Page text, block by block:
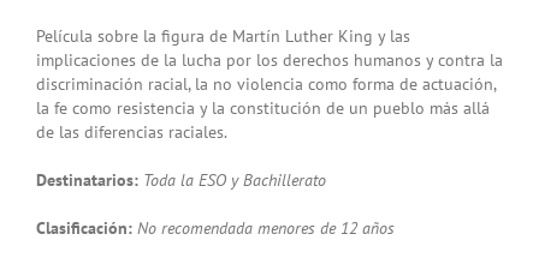
Película sobre la figura de Martín Luther King y las
implicaciones de la lucha por los derechos humanos y contra la
discriminación racial, la no violencia como forma de actuación,
la fe como resistencia y la constitución de un pueblo más allá
de las diferencias raciales.
Destinatarios: Toda la ESO y Bachillerato
Clasificación: No recomendada menores de 12 años